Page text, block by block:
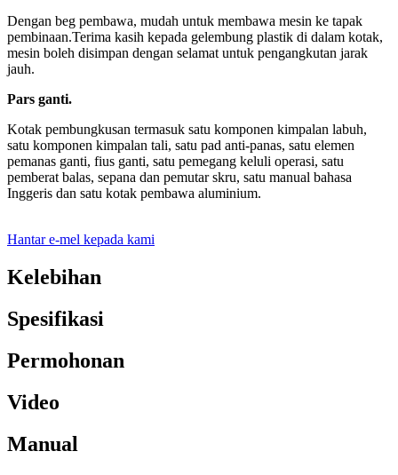
Dengan beg pembawa, mudah untuk membawa mesin ke tapak
pembinaan.Terima kasih kepada gelembung plastik di dalam kotak,
mesin boleh disimpan dengan selamat untuk pengangkutan jarak
jauh.
Pars ganti.
Kotak pembungkusan termasuk satu komponen kimpalan labuh,
satu komponen kimpalan tali, satu pad anti-panas, satu elemen
pemanas ganti, fius ganti, satu pemegang keluli operasi, satu
pemberat balas, sepana dan pemutar skru, satu manual bahasa
Inggeris dan satu kotak pembawa aluminium.
Hantar e-mel kepada kami
Kelebihan
Spesifikasi
Permohonan
Video
Manual